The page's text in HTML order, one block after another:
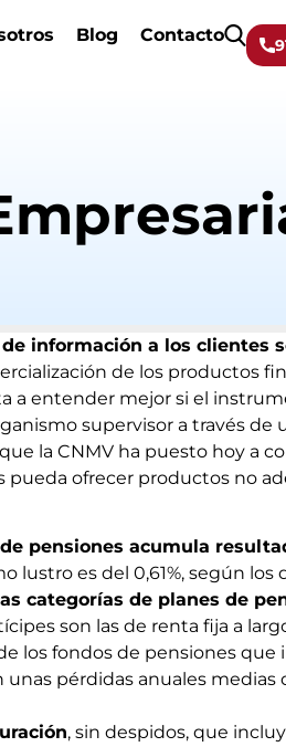
Blog Contacto
información a los clientes
de los productos
a entender mejor si el
supervisor a través de
la CNMV ha puesto hoy a
pueda ofrecer productos no
pensiones acumula
es del 0,61%, según los
categorías de planes de
son las de renta fija a
los fondos de pensiones
pérdidas anuales medias
, sin despidos, que